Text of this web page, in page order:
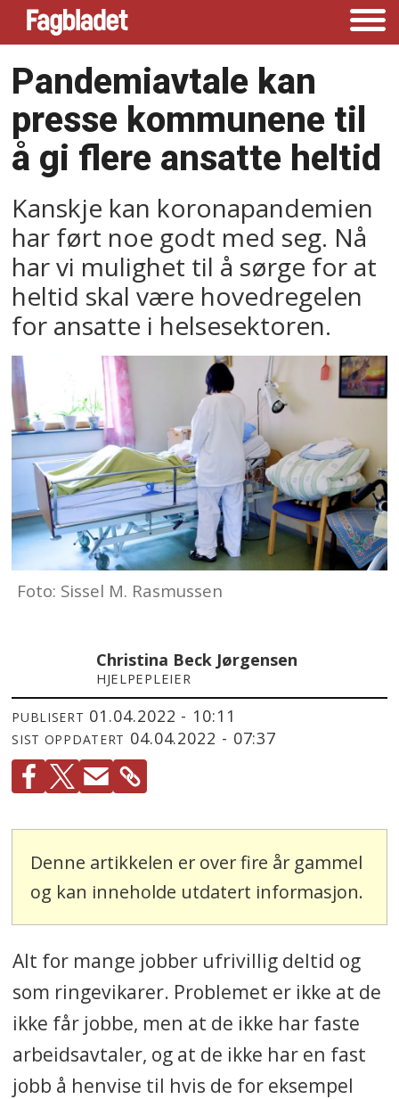
Pandemiavtale kan
presse kommunene til
å gi flere ansatte heltid
Kanskje kan koronapandemien
har ført noe godt med seg. Nå
har vi mulighet til å sørge for at
heltid skal være hovedregelen
for ansatte i helsesektoren.
Foto: Sissel M. Rasmussen
Christina Beck Jørgensen
HJELPEPLEIER
PUBLISERT 01.04.2022 - 10:11
SIST OPPDATERT 04.04.2022 - 07:37
Denne artikkelen er over fire år gammel
og kan inneholde utdatert informasjon.
Alt for mange jobber ufrivillig deltid og
som ringevikarer. Problemet er ikke at de
ikke får jobbe, men at de ikke har faste
arbeidsavtaler, og at de ikke har en fast
jobb å henvise til hvis de for eksempel